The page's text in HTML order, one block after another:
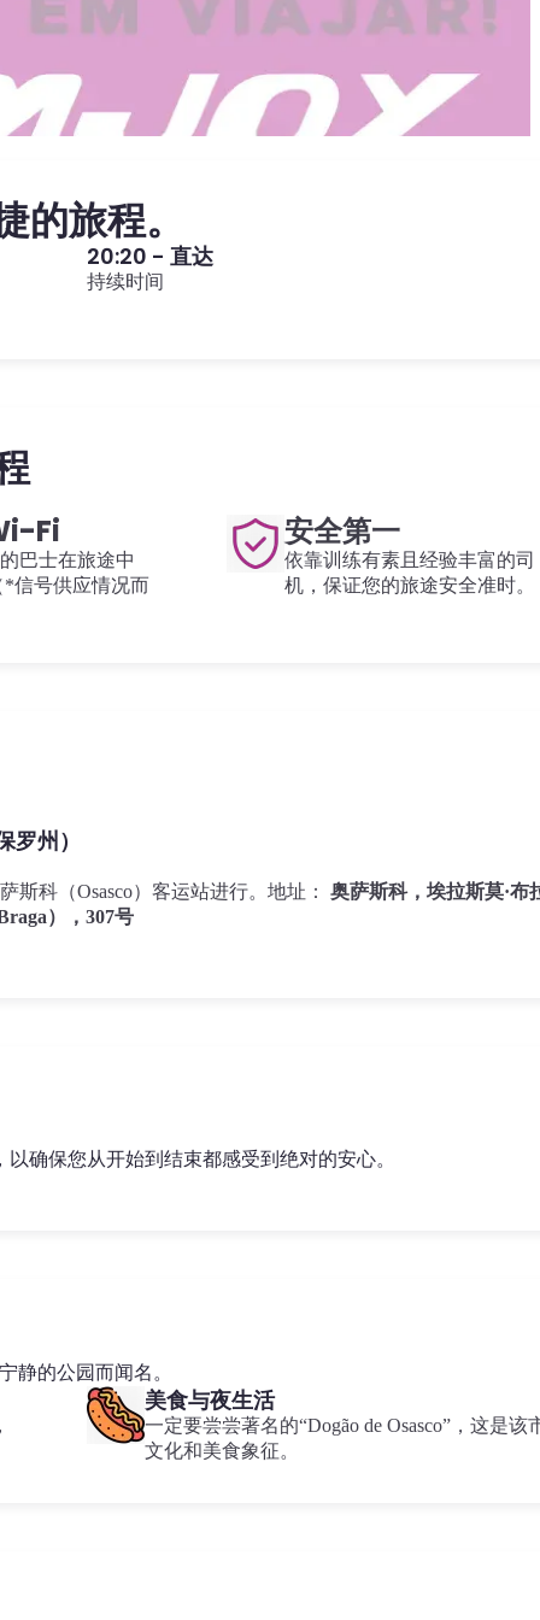
旅程。
20:20 - 直达
持续时间
Fi
巴士在旅途中
*信号供应情况而
安全第一
依靠训练有素且经验丰富的司
机，保证您的旅途安全准时。
州）
斯科（Osasco）客运站进行。地址：
奥萨斯科，埃拉斯莫·布
），307号
确保您从开始到结束都感受到绝对的安心。
静的公园而闻名。
美食与夜生活
一定要尝尝著名的“Dogão de Osasco”，这是该
文化和美食象征。